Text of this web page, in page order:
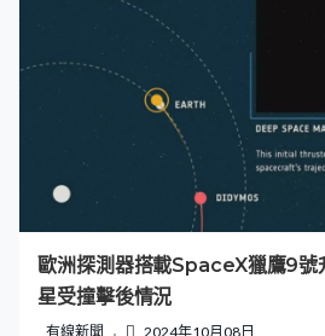
歐洲探測器搭載SpaceX獵鷹9
星受撞擊後情況
有線新聞 2024年10月08日